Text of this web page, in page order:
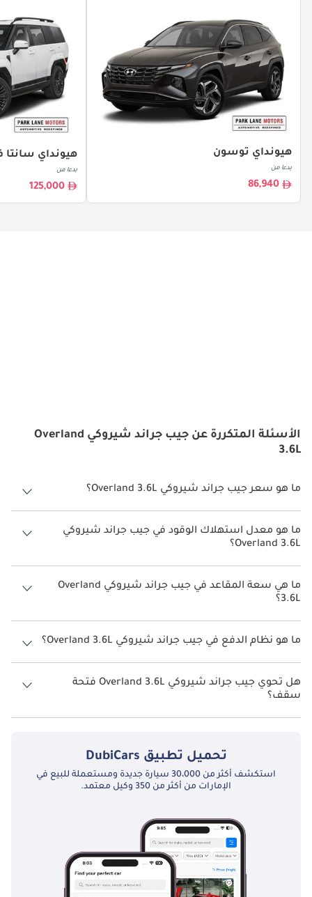
هيونداي توسون
بدءا من
86,940
هيونداي سانتا
بدءا من
125,000
الأسئلة المتكررة عن جيب جراند شيروكي Overland
3.6L
ما هو سعر جيب جراند شيروكي Overland 3.6L؟
سعر جيب جراند شيروكي Overland 3.6L هو درهم 279,999.
ما هو معدل استهلاك الوقود في جيب جراند شيروكي
Overland 3.6L؟
يبلغ معدل استهلاك الوقود المقترح من الشركة المصنعة لسيارة جيب جراند
شيروكي 2026 من 7 كم/ليتر - 8 كم/ليتر.
ما هي سعة المقاعد في جيب جراند شيروكي Overland
3.6L؟
تتسع جيب جراند شيروكي Overland 3.6L لأ 5 أشخاص.
ما هو نظام الدفع في جيب جراند شيروكي Overland 3.6L؟
نظام الدفع في جيب جراند شيروكي Four Wheel Drive Overland 3.6L.
هل تحوي جيب جراند شيروكي Overland 3.6L فتحة
سقف؟
نعم توفر جيب جراند شيروكي Overland 3.6L فتحة السقف كخيار.
تحميل تطبيق DubiCars
استكشف أكثر من 30،000 سيارة جديدة ومستعملة للبيع في
الإمارات من أكثر من 350 وكيل معتمد.